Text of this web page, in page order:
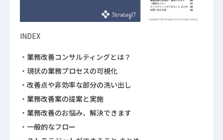
INDEX
業務改善コンサルティングとは？
現状の業務プロセスの可視化
改善点や非効率な部分の洗い出し
業務改善案の提案と実施
業務改善のお悩み、解決できます
一般的なフロー